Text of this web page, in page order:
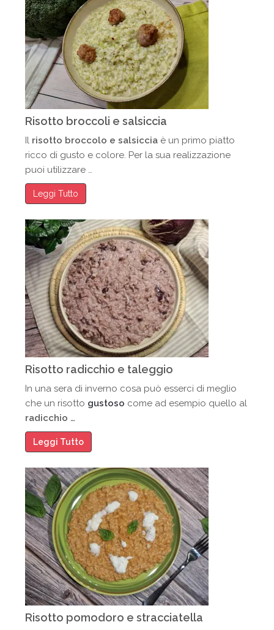
Risotto broccoli e salsiccia
Il risotto broccolo e salsiccia è un primo piatto
ricco di gusto e colore. Per la sua realizzazione
puoi utilizzare …
Leggi Tutto
Risotto radicchio e taleggio
In una sera di inverno cosa può esserci di meglio
che un risotto gustoso come ad esempio quello al
radicchio …
Leggi Tutto
Risotto pomodoro e stracciatella